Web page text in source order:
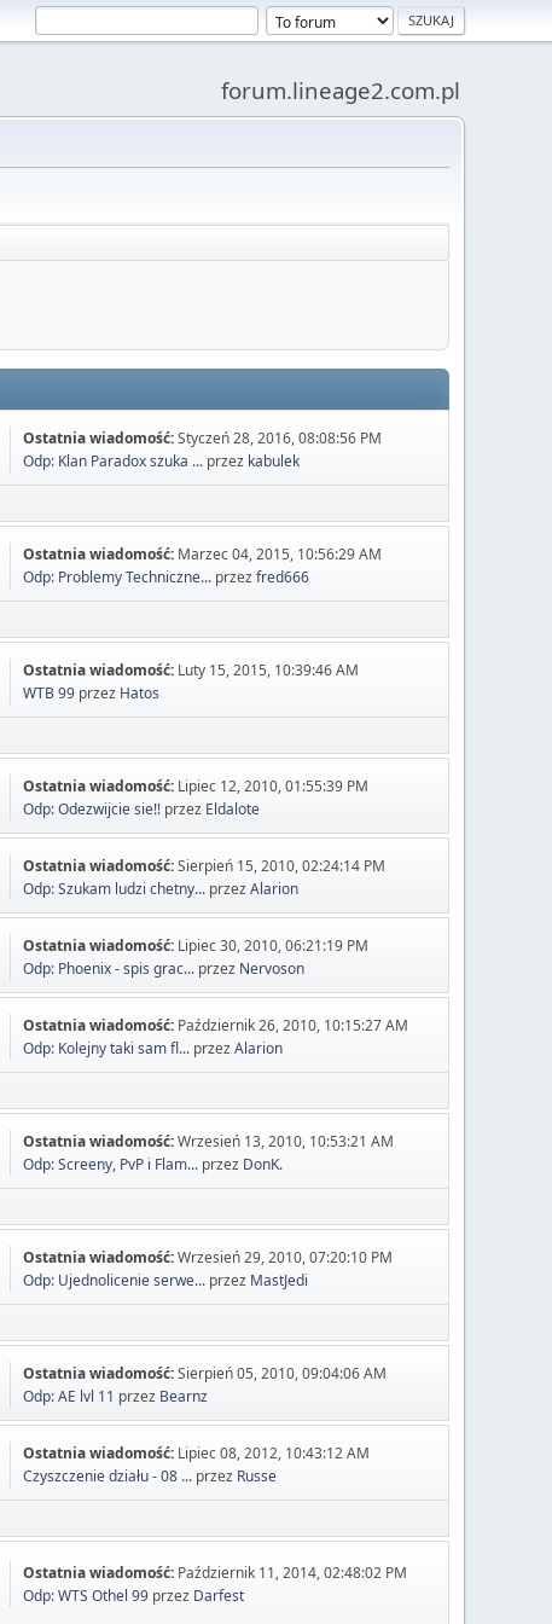
forum.lineage2.com.pl
Ostatnia wiadomość:Styczeń 28, 2016, 08:08:56 PM
Odp: Klan Paradox szuka ... przez kabulek
Ostatnia wiadomość: Marzec 04, 2015, 10:56:29 AM
Odp: Problemy Techniczne... przezfred666
Ostatnia wiadomość: Luty 15, 2015, 10:39:46 AM
WTB 99 przez Hatos
Ostatnia wiadomość: Lipiec 12, 2010, 01:55:39 PM
Odp: Odezwijcie sie!! przez Eldalote
Ostatnia wiadomość:Sierpień 15, 2010, 02:24:14 PM
Odp: Szukam ludzi chetny... przezAlarion
Ostatnia wiadomość: Lipiec 30, 2010, 06:21:19 PM
Odp: Phoenix - spis grac... przez Nervoson
Ostatnia wiadomość: Październik 26, 2010, 10:15:27 AM
Odp: Kolejny taki sam fl... przezAlarion
Ostatnia wiadomość:Wrzesień 13, 2010, 10:53:21 AM
Odp: Screeny, PvP i Flam... przez DonK.
Ostatnia wiadomość:Wrzesień 29, 2010, 07:20:10 PM
Odp: Ujednolicenie serwe... przez MastJedi
Ostatnia wiadomość:Sierpień 05, 2010, 09:04:06 AM
Odp: AE lvl 11 przez Bearnz
Ostatnia wiadomość: Lipiec 08, 2012, 10:43:12 AM
Czyszczenie działu - 08 ... przez Russe
Ostatnia wiadomość: Październik 11, 2014, 02:48:02 PM
Odp: WTS Othel 99 przez Darfest